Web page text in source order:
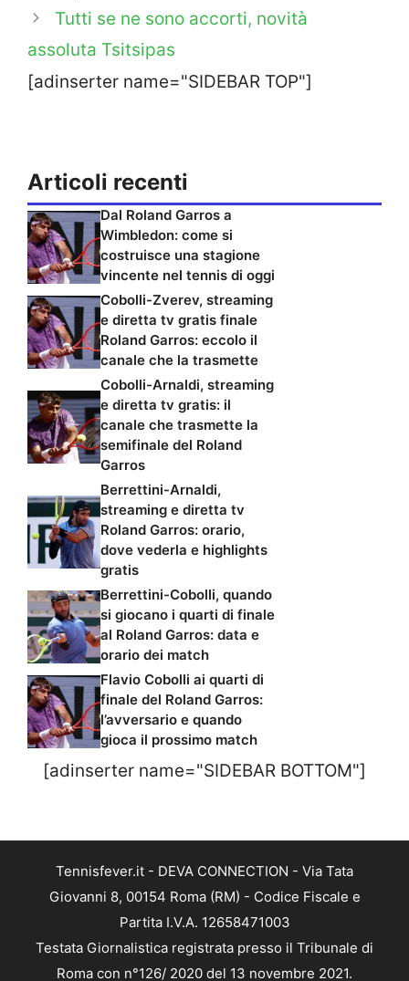
Tutti se ne sono accorti, novità
assoluta Tsitsipas
[adinserter name="SIDEBAR TOP"]
Articoli recenti
Dal Roland Garros a
Wimbledon: come si
costruisce una stagione
vincente nel tennis di oggi
Cobolli-Zverev, streaming
e diretta tv gratis finale
Roland Garros: eccolo il
canale che la trasmette
Cobolli-Arnaldi, streaming
e diretta tv gratis: il
canale che trasmette la
semifinale del Roland
Garros
Berrettini-Arnaldi,
streaming e diretta tv
Roland Garros: orario,
dove vederla e highlights
gratis
Berrettini-Cobolli, quando
si giocano i quarti di finale
al Roland Garros: data e
orario dei match
Flavio Cobolli ai quarti di
finale del Roland Garros:
l’avversario e quando
gioca il prossimo match
[adinserter name="SIDEBAR BOTTOM"]
Tennisfever.it - DEVA CONNECTION - Via Tata
Giovanni 8, 00154 Roma (RM) - Codice Fiscale e
Partita I.V.A. 12658471003
Testata Giornalistica registrata presso il Tribunale di
Roma con n°126/ 2020 del 13 novembre 2021.